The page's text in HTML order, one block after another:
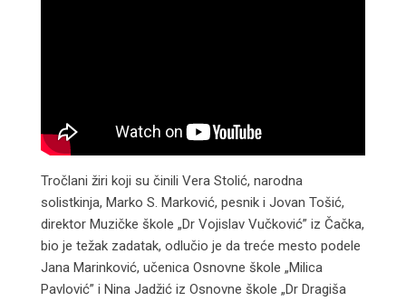
Tročlani žiri koji su činili Vera Stolić, narodna
solistkinja, Marko S. Marković, pesnik i Jovan Tošić,
direktor Muzičke škole „Dr Vojislav Vučković” iz Čačka,
bio je težak zadatak, odlučio je da treće mesto podele
Jana Marinković, učenica Osnovne škole „Milica
Pavlović” i Nina Jadžić iz Osnovne škole „Dr Dragiša